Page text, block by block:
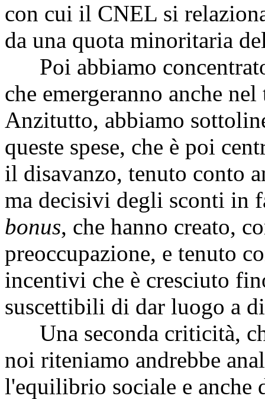
con cui il CNEL si
da una quota minoritaria
Poi abbiamo
che emergeranno anche
Anzitutto, abbiamo
queste spese, che è poi
il disavanzo, tenuto conto
ma decisivi degli sconti in
bonus, che hanno creato,
preoccupazione, e tenuto
incentivi che è cresciuto
suscettibili di dar luogo a
Una seconda criticità,
noi riteniamo andrebbe
l'equilibrio sociale e anche